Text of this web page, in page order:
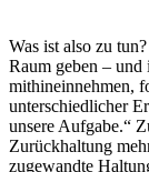
Was ist also zu
Raum geben –
mithineinnehmen,
unterschiedlicher
unsere Aufgabe.“
Zurückhaltung
zugewandte